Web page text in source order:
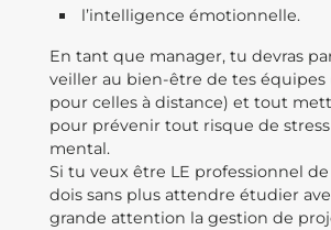
l’intelligence émotionnelle.
En tant que manager, tu devras
veiller au bien-être de tes équipes
pour celles à distance) et tout
pour prévenir tout risque de
mental.
Si tu veux être LE professionnel
dois sans plus attendre étudier
grande attention la gestion de